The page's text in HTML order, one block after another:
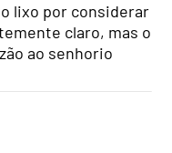
lixo por considerar
claro, mas o
ao senhorio